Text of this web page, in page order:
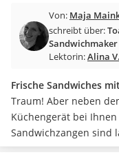
Akku-Staubsauger
Eierkocher
AEG-Waschmaschine
Handstaubsauger
Milchaufschäumer
Kondenstrockner
Reiskocher
Heißwasserspender
Von: Maja
schreibt über:
Sandwichmaker
Lektorin:Alina V.
Frische Sandwiches
Traum! Aber neben
Küchengerät bei
Sandwichzangen sind
Ausgestattet sind